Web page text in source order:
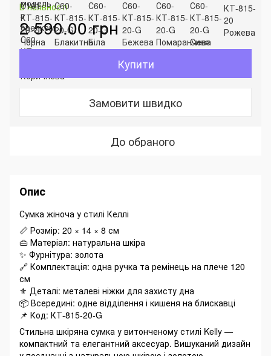
В наявності
2 590.00 грн
Купити
Замовити швидко
До обраного
Опис
Сумка жіноча у стилі Келлі
📏 Розмір: 20 × 14 × 8 см
👜 Матеріал: натуральна шкіра
✨ Фурнітура: золота
🔗 Комплектація: одна ручка та ремінець на плече 120
см
⚜️ Деталі: металеві ніжки для захисту дна
📦 Всередині: одне відділення і кишеня на блискавці
📌 Код: КТ-815-20-G
Стильна шкіряна сумка у витонченому стилі Kelly —
компактний та елегантний аксесуар. Вишуканий дизайн